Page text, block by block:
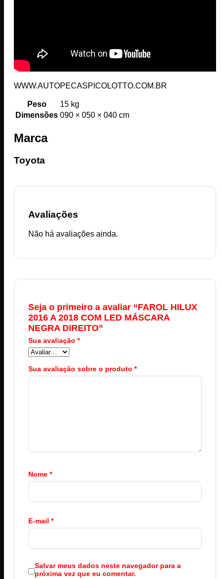
WWW.AUTOPECASPICOLOTTO.COM.BR
Peso
15 kg
Dimensões 090 × 050 × 040 cm
Marca
Toyota
Avaliações
Não há avaliações ainda.
Seja o primeiro a avaliar “FAROL HILUX
2016 A 2018 COM LED MÁSCARA
NEGRA DIREITO”
Sua avaliação *
Sua avaliação sobre o produto *
Nome *
E-mail *
Salvar meus dados neste navegador para a
próxima vez que eu comentar.